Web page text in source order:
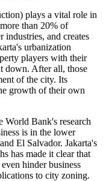
plays a vital role in
than 20% of
industries, and creates
urbanization
players with their
down. After all, those
of the city. Its
growth of their own
World Bank's research
is in the lower
El Salvador. Jakarta's
has made it clear that
hinder business
to city zoning.